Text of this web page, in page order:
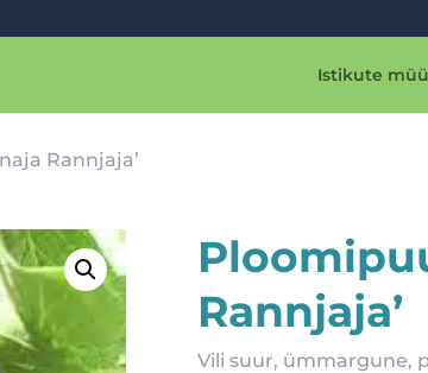
Istikute
Rannjaja’
Rannjaja’
Vili suur, ümmargune,